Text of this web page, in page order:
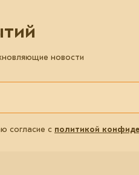
новости
согласие с политикой